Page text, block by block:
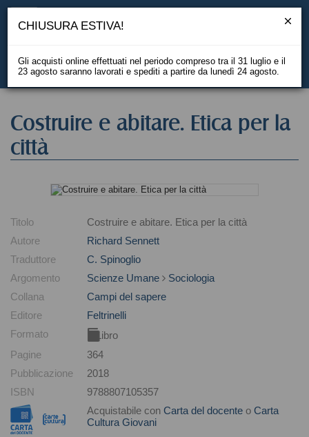
EN
Costruire e abitare. Etica per la
città
Titolo
Costruire e abitare. Etica per la città
Autore
Richard Sennett
Traduttore
C. Spinoglio
Argomento
Scienze Umane
Sociologia
Collana
Campi del sapere
Editore
Feltrinelli
Formato
Libro
Pagine
364
Pubblicazione
2018
ISBN
9788807105357
Acquistabile con Carta del docente o Carta
Cultura Giovani
CHIUSURA ESTIVA!
Gli acquisti online effettuati nel periodo compreso tra il 31 luglio e il
23 agosto saranno lavorati e spediti a partire da lunedì 24 agosto.